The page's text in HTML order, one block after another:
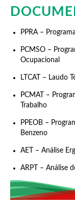
PPRA –
PCMSO –
Ocupacional
LTCAT – Laudo
PCMAT –
Trabalho
PPEOB –
Benzeno
AET – Análise
ARPT – Análise